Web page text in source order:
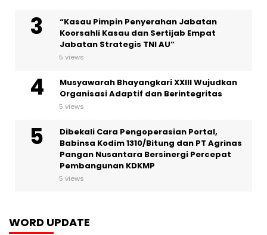
“Kasau Pimpin Penyerahan Jabatan
Koorsahli Kasau dan Sertijab Empat
Jabatan Strategis TNI AU”
5 views
Musyawarah Bhayangkari XXIII Wujudkan
Organisasi Adaptif dan Berintegritas
5 views
Dibekali Cara Pengoperasian Portal,
Babinsa Kodim 1310/Bitung dan PT Agrinas
Pangan Nusantara Bersinergi Percepat
Pembangunan KDKMP
5 views
WORD UPDATE